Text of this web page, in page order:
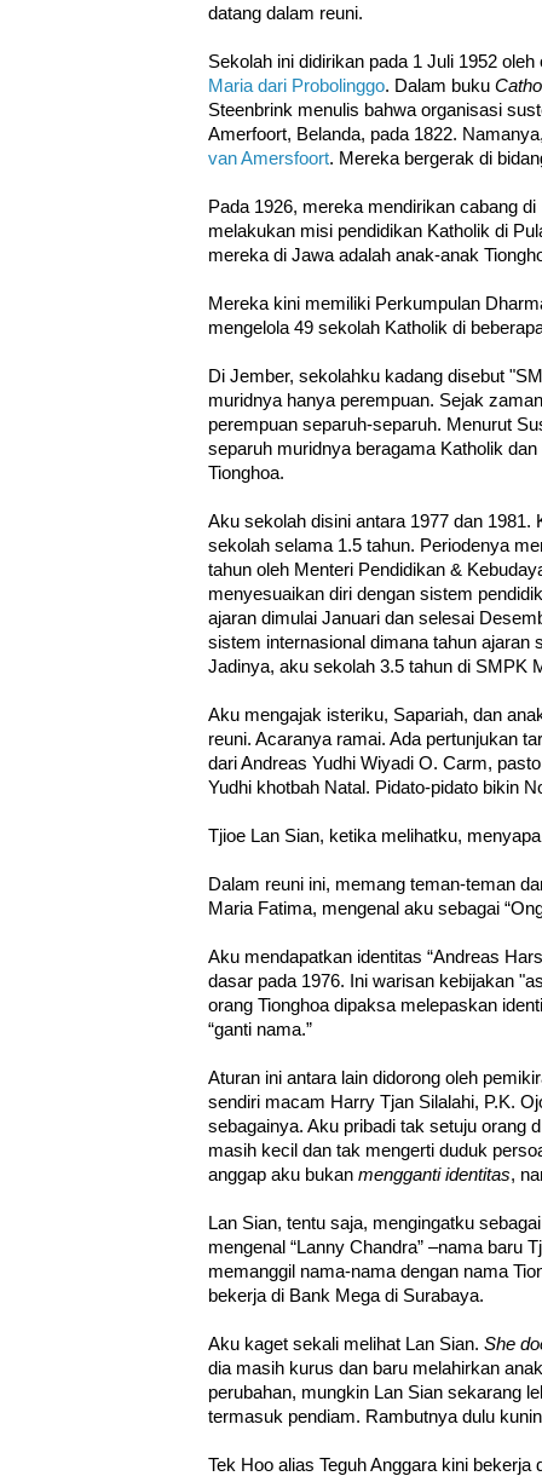
datang dalam reuni.
Sekolah ini didirikan pada 1 Juli 1952
Maria dari Probolinggo. Dalam buku
Steenbrink menulis bahwa organisasi
Amerfoort, Belanda, pada 1822.
van Amersfoort. Mereka bergerak di
Pada 1926, mereka mendirikan cabang
melakukan misi pendidikan Katholik di
mereka di Jawa adalah anak-anak
Mereka kini memiliki Perkumpulan
mengelola 49 sekolah Katholik di
Di Jember, sekolahku kadang disebut
muridnya hanya perempuan. Sejak
perempuan separuh-separuh. Menurut
separuh muridnya beragama Katholik
Tionghoa.
Aku sekolah disini antara 1977 dan 1981.
sekolah selama 1.5 tahun. Periodenya
tahun oleh Menteri Pendidikan &
menyesuaikan diri dengan sistem
ajaran dimulai Januari dan selesai
sistem internasional dimana tahun ajaran
Jadinya, aku sekolah 3.5 tahun di SMPK
Aku mengajak isteriku, Sapariah, dan
reuni. Acaranya ramai. Ada pertunjukan
dari Andreas Yudhi Wiyadi O. Carm,
Yudhi khotbah Natal. Pidato-pidato bikin
Tjioe Lan Sian, ketika melihatku,
Dalam reuni ini, memang teman-teman
Maria Fatima, mengenal aku sebagai
Aku mendapatkan identitas “Andreas
dasar pada 1976. Ini warisan kebijakan
orang Tionghoa dipaksa melepaskan
“ganti nama.”
Aturan ini antara lain didorong oleh
sendiri macam Harry Tjan Silalahi, P.K.
sebagainya. Aku pribadi tak setuju orang
masih kecil dan tak mengerti duduk
anggap aku bukan mengganti identitas,
Lan Sian, tentu saja, mengingatku
mengenal “Lanny Chandra” –nama baru
memanggil nama-nama dengan nama
bekerja di Bank Mega di Surabaya.
Aku kaget sekali melihat Lan Sian. She
dia masih kurus dan baru melahirkan
perubahan, mungkin Lan Sian sekarang
termasuk pendiam. Rambutnya dulu
Tek Hoo alias Teguh Anggara kini